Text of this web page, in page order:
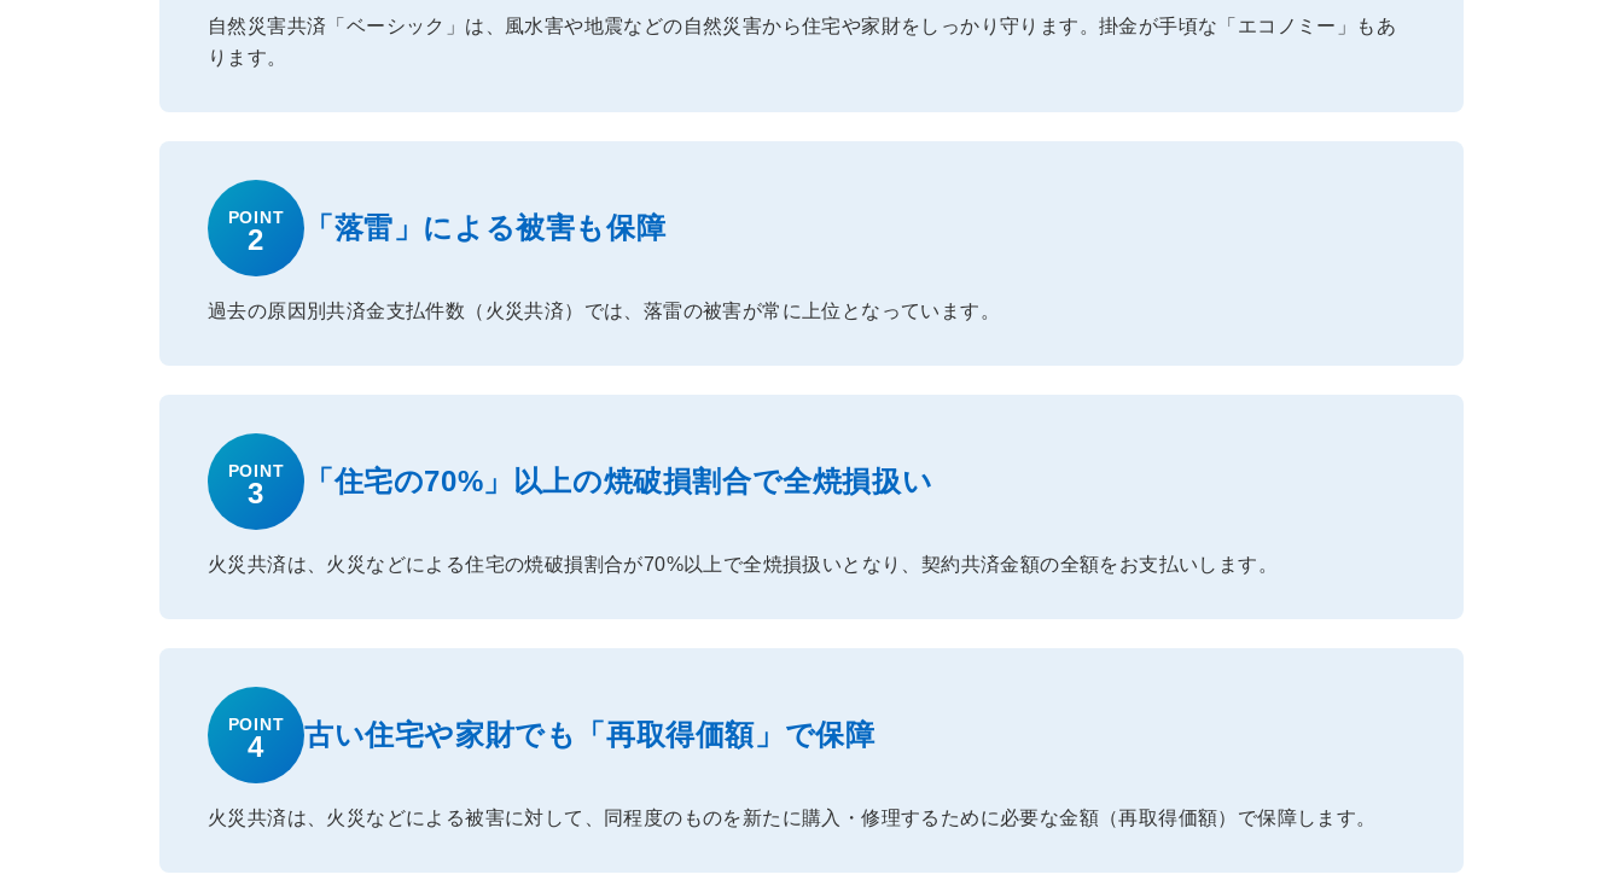
自然災害共済「ベーシック」は、風水害や地震などの自然災害から住宅や家財をしっかり守ります。掛金が手頃な「エコノミー」もあ
ります。
POINT
2 「落雷」による被害も保障
過去の原因別共済金支払件数（火災共済）では、落雷の被害が常に上位となっています。
POINT
3 「住宅の70%」以上の焼破損割合で全焼損扱い
火災共済は、火災などによる住宅の焼破損割合が70%以上で全焼損扱いとなり、契約共済金額の全額をお支払いします。
POINT
4 古い住宅や家財でも 「再取得価額」で保障
火災共済は、火災などによる被害に対して、同程度のものを新たに購入・修理するために必要な金額（再取得価額）で保障します。